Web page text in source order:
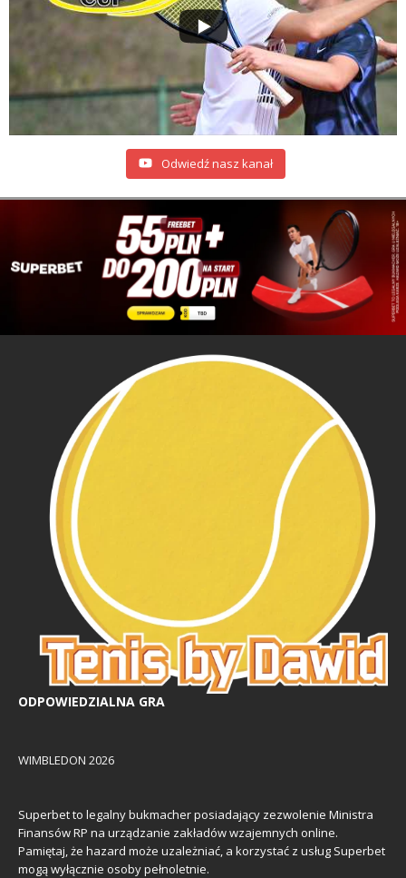
Odwiedź nasz kanał
ODPOWIEDZIALNA GRA
WIMBLEDON 2026
Superbet to legalny bukmacher posiadający zezwolenie Ministra
Finansów RP na urządzanie zakładów wzajemnych online.
Pamiętaj, że hazard może uzależniać, a korzystać z usług Superbet
mogą wyłącznie osoby pełnoletnie.